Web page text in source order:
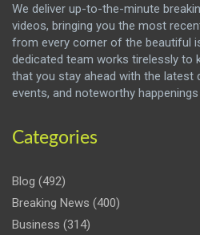
We deliver up-to-the-minute
videos, bringing you the most
from every corner of the beautiful
dedicated team works tirelessly to
that you stay ahead with the latest
events, and noteworthy
Categories
Blog (492)
Breaking News (400)
Business (314)